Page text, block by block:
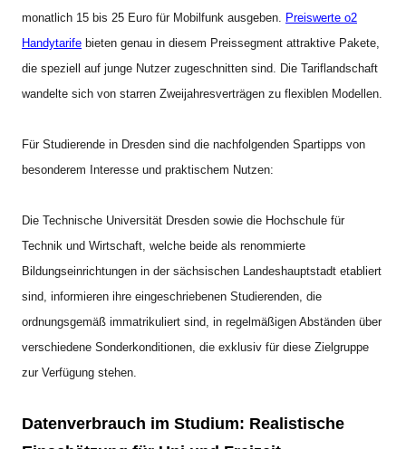
monatlich 15 bis 25 Euro für Mobilfunk ausgeben. Preiswerte o2
Handytarife bieten genau in diesem Preissegment attraktive Pakete,
die speziell auf junge Nutzer zugeschnitten sind. Die Tariflandschaft
wandelte sich von starren Zweijahresverträgen zu flexiblen Modellen.
Für Studierende in Dresden sind die nachfolgenden Spartipps von
besonderem Interesse und praktischem Nutzen:
Die Technische Universität Dresden sowie die Hochschule für
Technik und Wirtschaft, welche beide als renommierte
Bildungseinrichtungen in der sächsischen Landeshauptstadt etabliert
sind, informieren ihre eingeschriebenen Studierenden, die
ordnungsgemäß immatrikuliert sind, in regelmäßigen Abständen über
verschiedene Sonderkonditionen, die exklusiv für diese Zielgruppe
zur Verfügung stehen.
Datenverbrauch im Studium: Realistische